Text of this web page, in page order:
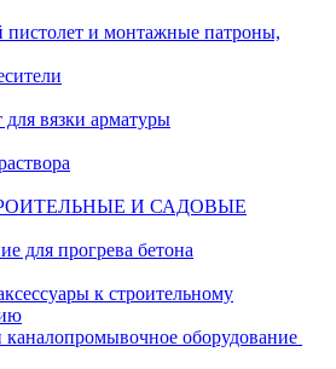
и монтажные патроны,
вязки арматуры
И САДОВЫЕ
для прогрева бетона
к строительному
каналопромывочное оборудование